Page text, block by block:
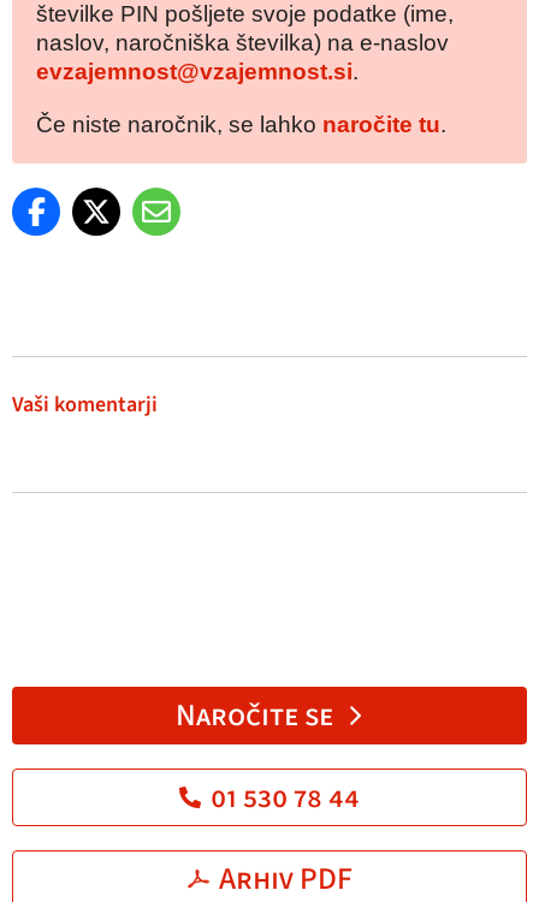
številke PIN pošljete svoje podatke (ime,
naslov, naročniška številka) na e-naslov
evzajemnost@vzajemnost.si.
Če niste naročnik, se lahko naročite tu.
Vaši komentarji
Naročite se
01 530 78 44
Arhiv PDF